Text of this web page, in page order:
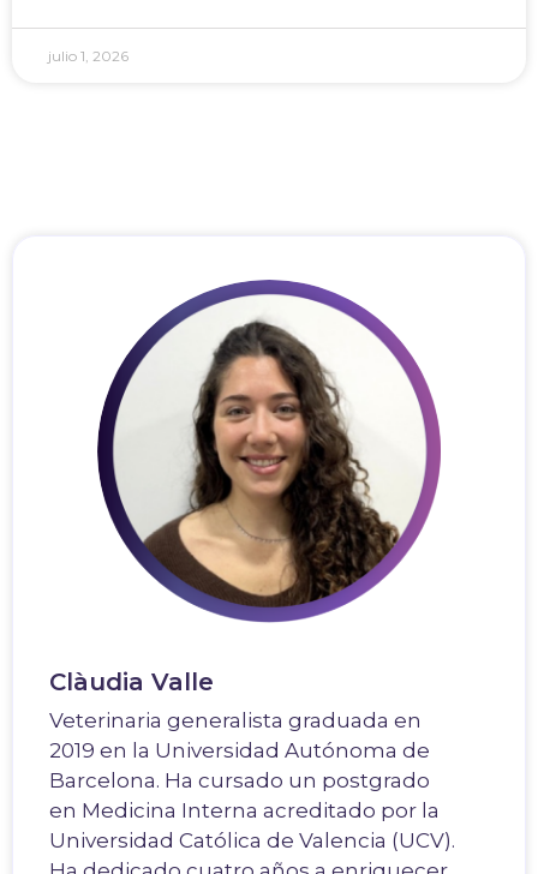
julio 1, 2026
Clàudia Valle
Veterinaria generalista graduada en
2019 en la Universidad Autónoma de
Barcelona. Ha cursado un postgrado
en Medicina Interna acreditado por la
Universidad Católica de Valencia (UCV).